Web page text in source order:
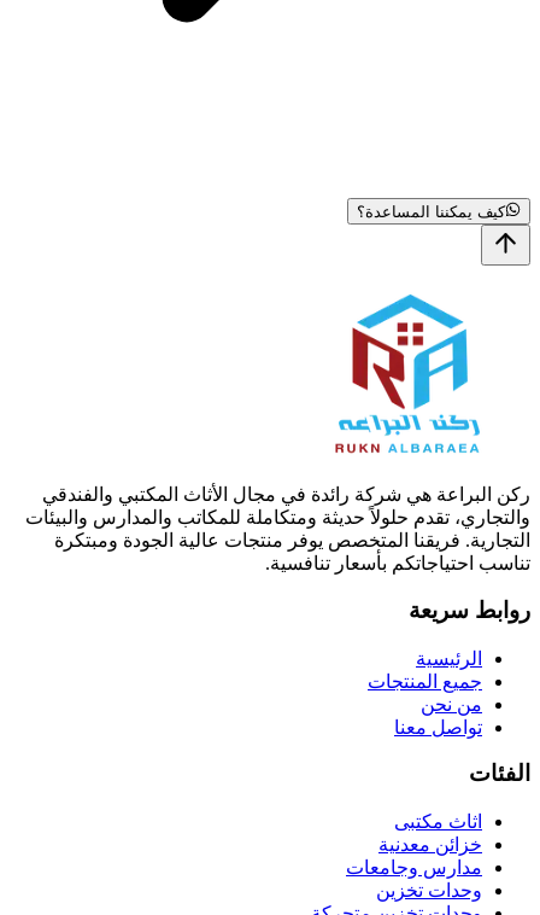
كيف يمكننا المساعدة؟
ركن البراعة هي شركة رائدة في مجال الأثاث المكتبي والفندقي
والتجاري، تقدم حلولاً حديثة ومتكاملة للمكاتب والمدارس والبيئات
التجارية. فريقنا المتخصص يوفر منتجات عالية الجودة ومبتكرة
تناسب احتياجاتكم بأسعار تنافسية.
روابط سريعة
الرئيسية
جميع المنتجات
من نحن
تواصل معنا
الفئات
اثاث مكتبى
خزائن معدنية
مدارس وجامعات
وحدات تخزين